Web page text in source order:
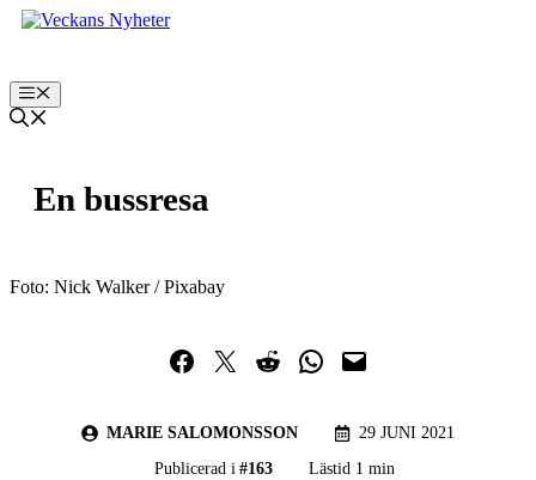
Hoppa
Meny
En bussresa
Foto: Nick Walker / Pixabay
Dela på Facebook
Dela på TwitterDela på RedditDela i WhatsApp
Maila en länk
MARIE SALOMONSSON
29 JUNI 2021
Publicerad i #163 Lästid 1 min